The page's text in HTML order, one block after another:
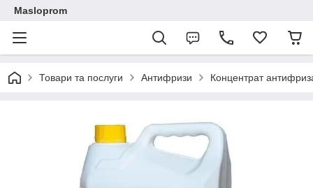
Masloprom
Товари та послуги Антифризи Концентрат